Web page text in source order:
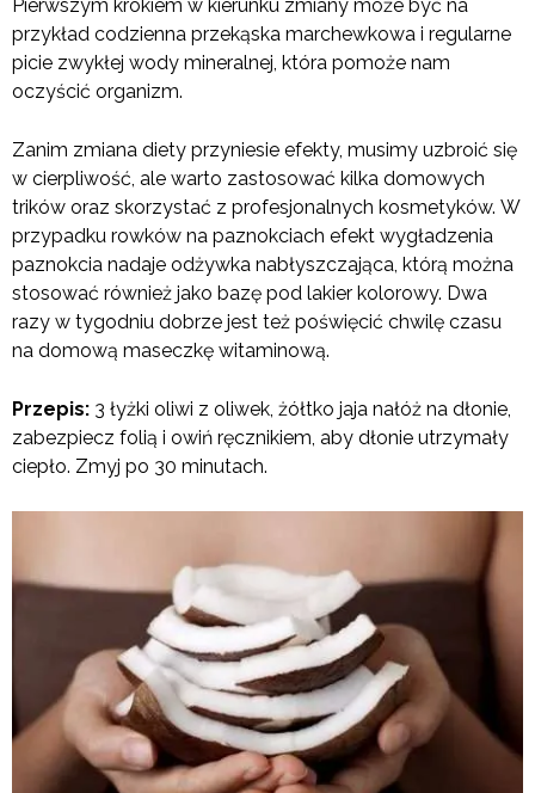
Pierwszym krokiem w kierunku zmiany może być na
przykład codzienna przekąska marchewkowa i regularne
picie zwykłej wody mineralnej, która pomoże nam
oczyścić organizm.
Zanim zmiana diety przyniesie efekty, musimy uzbroić się
w cierpliwość, ale warto zastosować kilka domowych
trików oraz skorzystać z profesjonalnych kosmetyków. W
przypadku rowków na paznokciach efekt wygładzenia
paznokcia nadaje odżywka nabłyszczająca, którą można
stosować również jako bazę pod lakier kolorowy. Dwa
razy w tygodniu dobrze jest też poświęcić chwilę czasu
na domową maseczkę witaminową.
Przepis: 3 łyżki oliwi z oliwek, żółtko jaja nałóż na dłonie,
zabezpiecz folią i owiń ręcznikiem, aby dłonie utrzymały
ciepło. Zmyj po 30 minutach.